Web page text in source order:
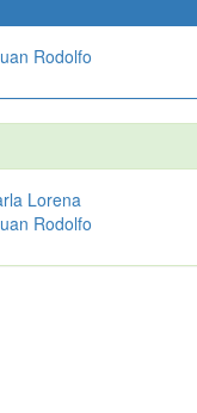
Rodolfo
Lorena
Rodolfo